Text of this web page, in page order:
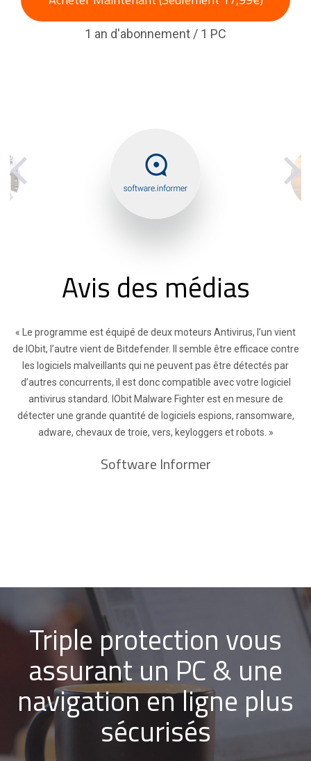
1 an d'abonnement / 1 PC
Avis des médias
« Le programme est équipé de deux moteurs Antivirus, l’un vient
de IObit, l’autre vient de Bitdefender. Il semble être efficace contre
les logiciels malveillants qui ne peuvent pas être détectés par
d’autres concurrents, il est donc compatible avec votre logiciel
antivirus standard. IObit Malware Fighter est en mesure de
détecter une grande quantité de logiciels espions, ransomware,
adware, chevaux de troie, vers, keyloggers et robots. »
Software Informer
Triple protection vous
assurant un PC & une
navigation en ligne plus
sécurisés